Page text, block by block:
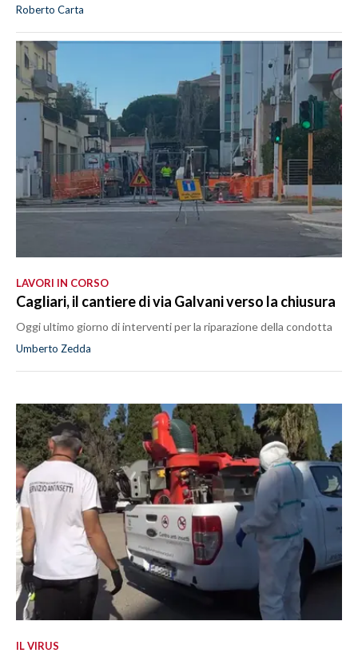
Roberto Carta
LAVORI IN CORSO
Cagliari, il cantiere di via Galvani verso la chiusura
Oggi ultimo giorno di interventi per la riparazione della condotta
Umberto Zedda
IL VIRUS